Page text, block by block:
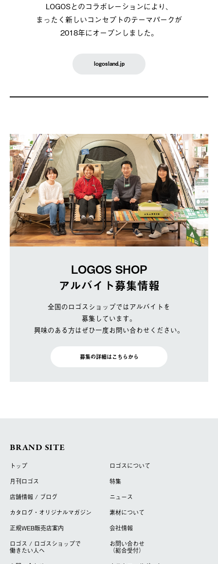
LOGOSとのコラボレーションにより、
まったく新しいコンセプトのテーマパークが
2018年にオープンしました。
logosland.jp
LOGOS SHOP
アルバイト募集情報
全国のロゴスショップではアルバイトを
募集しています。
興味のある方はぜひ一度お問い合わせください。
募集の詳細はこちらから
BRAND SITE
トップ
ロゴスについて
月刊ロゴス
特集
店舗情報 / ブログ
ニュース
カタログ・オリジナルマガジン
素材について
正規WEB販売店案内
会社情報
ロゴス / ロゴスショップで
働きたい人へ
お問い合わせ
（総合受付）